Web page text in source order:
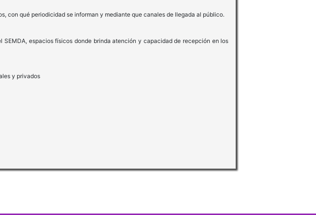
con qué periodicidad se informan y mediante que canales de llegada al público.
espacios físicos donde brinda atención y capacidad de recepción en los
y privados